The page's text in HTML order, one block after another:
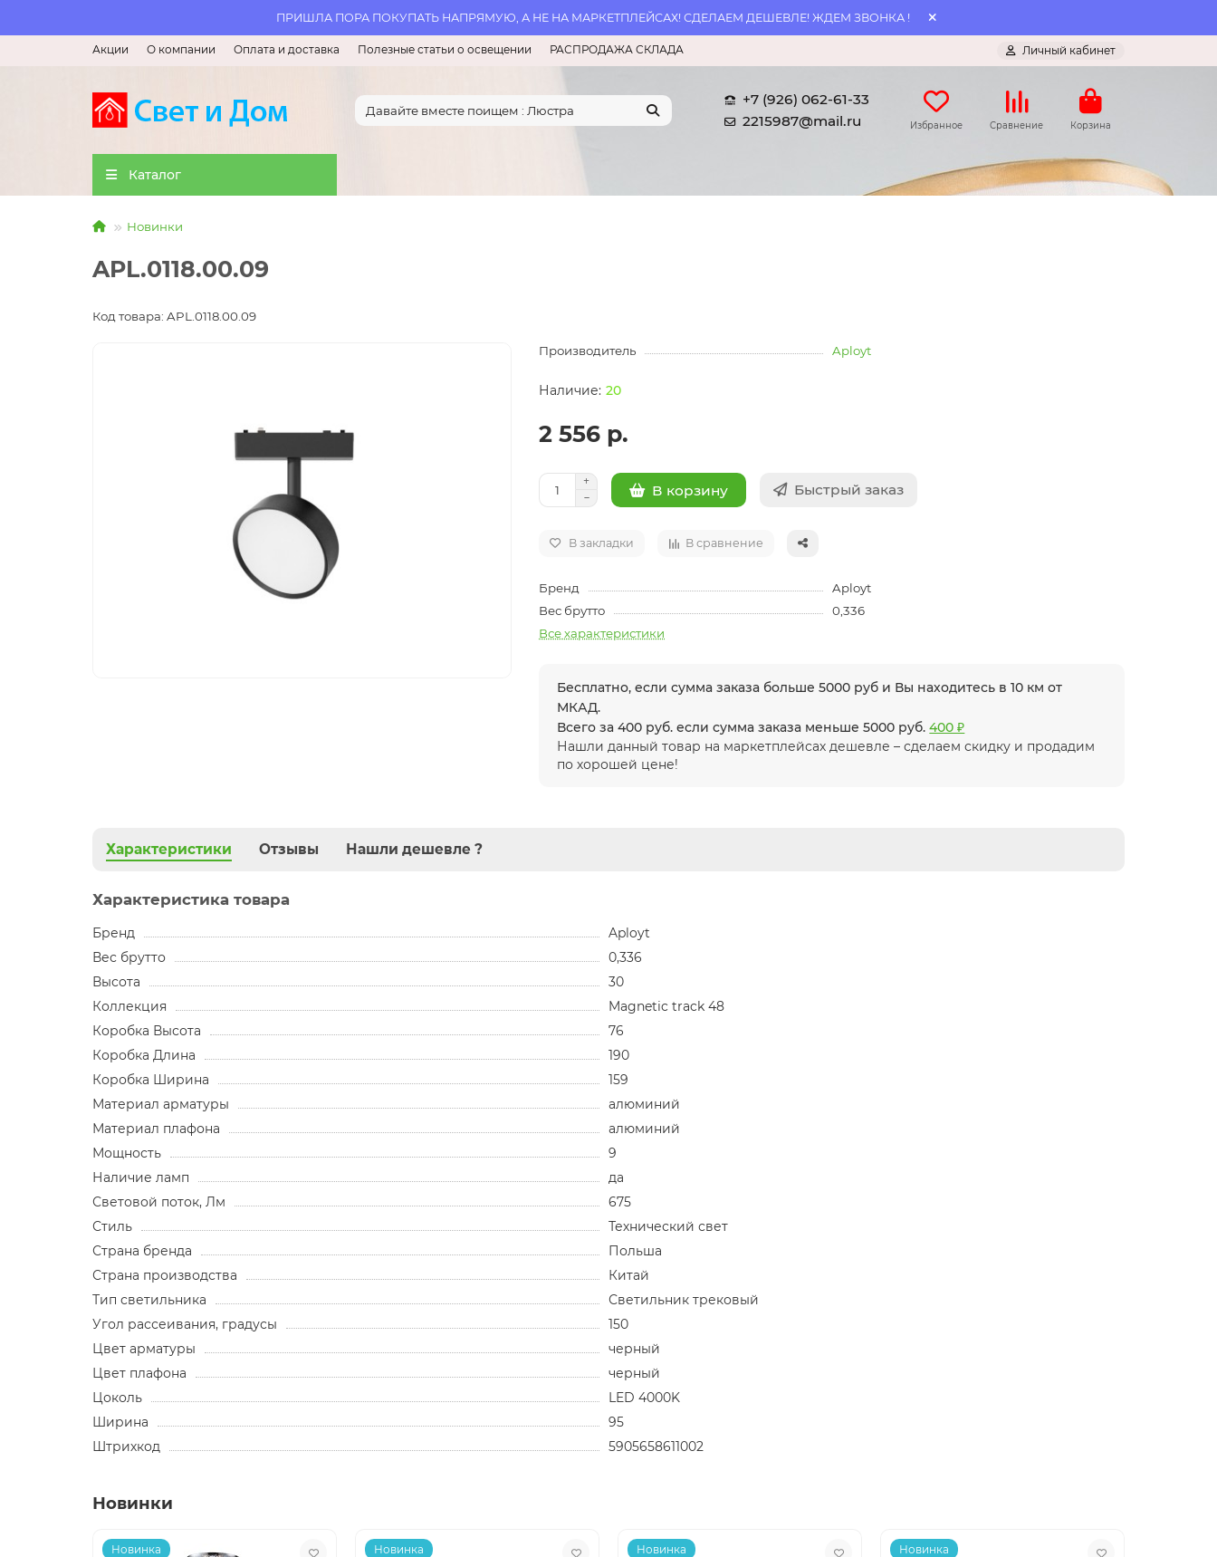
ПРИШЛА ПОРА ПОКУПАТЬ НАПРЯМУЮ, А НЕ НА МАРКЕТПЛЕЙСАХ! СДЕЛАЕМ ДЕШЕВЛЕ! ЖДЕМ ЗВОНКА !
Акции О компании Оплата и доставка Полезные статьи о освещении РАСПРОДАЖА СКЛАДА Личный кабинет
+7 (926) 062-61-33
2215987@mail.ru
Избранное Сравнение Корзина
Каталог
Новинки
APL.0118.00.09
Код товара: APL.0118.00.09
Производитель Aployt
20
2 556 р.
В корзину Быстрый заказ
В закладки В сравнение
Бренд
Aployt
Вес брутто
0,336
Все характеристики
Бесплатно, если сумма заказа больше 5000 руб и Вы находитесь в 10 км от
МКАД.
Всего за 400 руб. если сумма заказа меньше 5000 руб.400 ₽
Нашли данный товар на маркетплейсах дешевле – сделаем скидку и продадим
по хорошей цене!
Характеристики Отзывы Нашли дешевле ?
Характеристика товара
Бренд
Aployt
Вес брутто
0,336
Высота
30
Коллекция
Magnetic track 48
Коробка Высота
76
Коробка Длина
190
Коробка Ширина
159
Материал арматуры
алюминий
Материал плафона
алюминий
Мощность
9
Наличие ламп
да
Световой поток, Лм
675
Стиль
Технический свет
Страна бренда
Польша
Страна производства
Китай
Тип светильника
Светильник трековый
Угол рассеивания, градусы
150
Цвет арматуры
черный
Цвет плафона
черный
Цоколь
LED 4000K
Ширина
95
Штрихкод
5905658611002
Новинки
Новинка Новинка Новинка Новинка